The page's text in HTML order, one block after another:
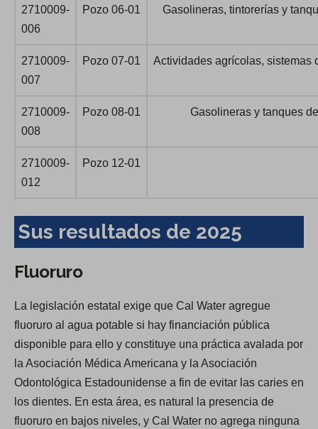
2710009-
006
Pozo 06-01 Gasolineras, tintorerías y
2710009-
007
Pozo 07-01 Actividades agrícolas, sistemas
2710009-
008
Pozo 08-01 Gasolineras y tanques
2710009-
012
Pozo 12-01
Sus resultados de 2025
Fluoruro
La legislación estatal exige que Cal Water agregue
fluoruro al agua potable si hay financiación pública
disponible para ello y constituye una práctica avalada por
la Asociación Médica Americana y la Asociación
Odontológica Estadounidense a fin de evitar las caries en
los dientes. En esta área, es natural la presencia de
fluoruro en bajos niveles, y Cal Water no agrega ninguna